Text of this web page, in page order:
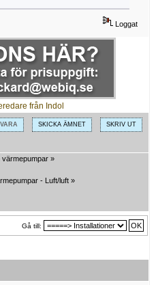
Loggat
SKICKA ÄMNET SKRIV UT
värmepumpar »
- Luft/luft »
Gå till: